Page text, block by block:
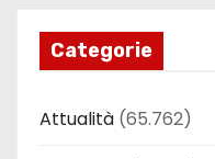
Categorie
Attualità (65.762)